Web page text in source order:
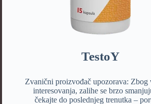
TestoY
Zvanični proizvođač upozorava: Zbog
interesovanja, zalihe se brzo
čekajte do poslednjeg trenutka –